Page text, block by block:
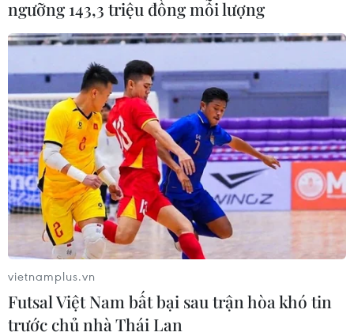
Thuế quan của Mỹ: EU thông qua các biện
pháp trả đũa đầu tiên
10/04/2025 05:35
Ủy ban châu Âu để ngỏ khả năng có thể đình chỉ áp
thuế với Mỹ bất kỳ lúc nào, nếu Washington nhất trí với
EU về một kết quả đàm phán công bằng và cân bằng.
ngưỡng 143,3 triệu đồng mỗi lượng
vietnamplus.vn
Futsal Việt Nam bất bại sau trận hòa khó tin
trước chủ nhà Thái Lan